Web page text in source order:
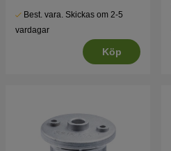
Best. vara. Skickas om 2-5
vardagar
Köp